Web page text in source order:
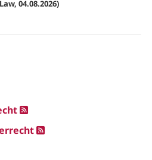
04.08.2026)